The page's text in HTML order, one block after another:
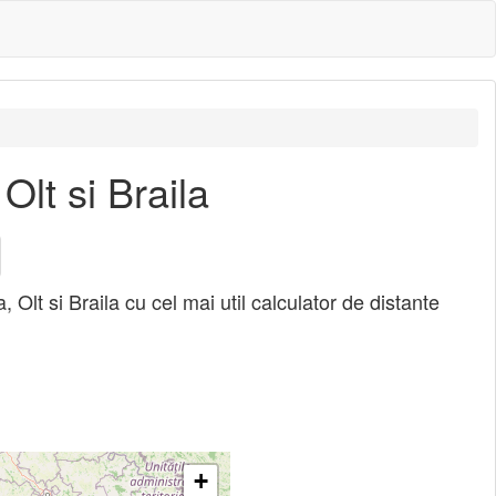
si Braila
Olt si Braila cu cel mai util calculator de distante
+